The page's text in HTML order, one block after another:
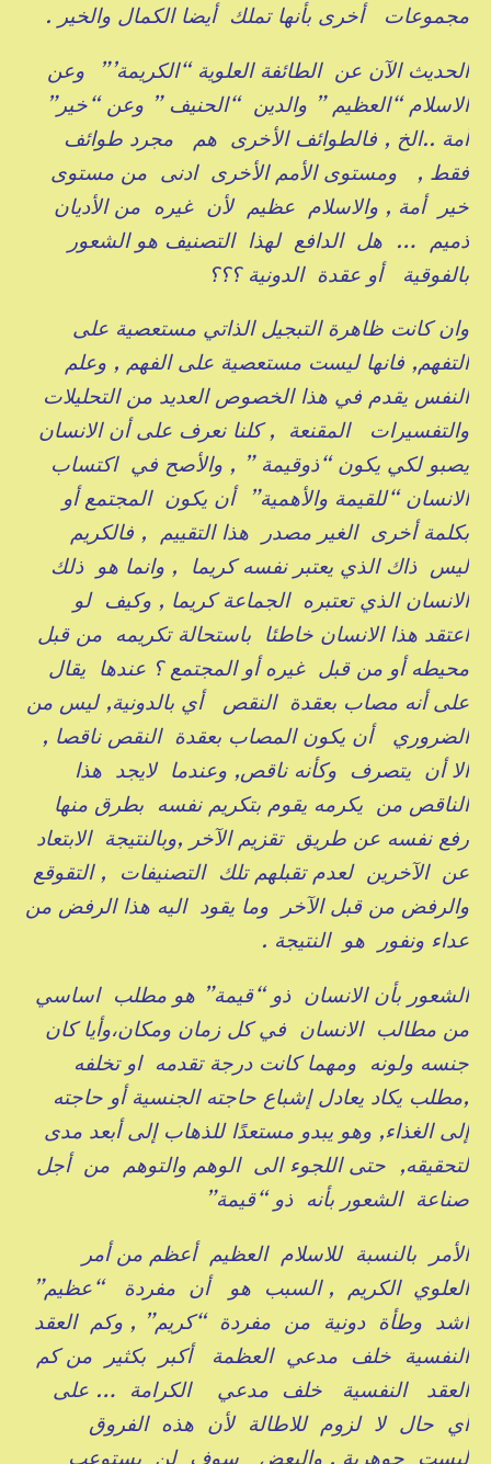
مجموعات أخرى بأنها تملك أيضا الكمال والخير .
الحديث الآن عن الطائفة العلوية “الكريمة’” وعن
الاسلام “العظيم ” والدين “الحنيف ” وعن “خير”
أمة ..الخ , فالطوائف الأخرى هم مجرد طوائف
فقط , ومستوى الأمم الأخرى ادنى من مستوى
خير أمة , والاسلام عظيم لأن غيره من الأديان
ذميم … هل الدافع لهذا التصنيف هو الشعور
بالفوقية أو عقدة الدونية ؟؟؟
وان كانت ظاهرة التبجيل الذاتي مستعصية على
التفهم, فانها ليست مستعصية على الفهم , وعلم
النفس يقدم في هذا الخصوص العديد من التحليلات
والتفسيرات المقنعة , كلنا نعرف على أن الانسان
يصبو لكي يكون “ذوقيمة ” , والأصح في اكتساب
الانسان “للقيمة والأهمية” أن يكون المجتمع أو
بكلمة أخرى الغير مصدر هذا التقييم , فالكريم
ليس ذاك الذي يعتبر نفسه كريما , وانما هو ذلك
الانسان الذي تعتبره الجماعة كريما , وكيف لو
اعتقد هذا الانسان خاطئا باستحالة تكريمه من قبل
محيطه أو من قبل غيره أو المجتمع ؟ عندها يقال
على أنه مصاب بعقدة النقص أي بالدونية, ليس من
الضروري أن يكون المصاب بعقدة النقص ناقصا ,
الا أن يتصرف وكأنه ناقص, وعندما لايجد هذا
الناقص من يكرمه يقوم بتكريم نفسه بطرق منها
رفع نفسه عن طريق تقزيم الآخر ,وبالنتيجة الابتعاد
عن الآخرين لعدم تقبلهم تلك التصنيفات , التقوقع
والرفض من قبل الآخر وما يقود اليه هذا الرفض من
عداء ونفور هو النتيجة .
الشعور بأن الانسان ذو “قيمة” هو مطلب اساسي
من مطالب الانسان في كل زمان ومكان،وأيا كان
جنسه ولونه ومهما كانت درجة تقدمه او تخلفه
,مطلب يكاد يعادل إشباع حاجته الجنسية أو حاجته
إلى الغذاء, وهو يبدو مستعدًا للذهاب إلى أبعد مدى
لتحقيقه, حتى اللجوء الى الوهم والتوهم من أجل
صناعة الشعور بأنه ذو “قيمة”
الأمر بالنسبة للاسلام العظيم أعظم من أمر
العلوي الكريم , السبب هو أن مفردة “عظيم”
أشد وطأة دونية من مفردة “كريم” , وكم العقد
النفسية خلف مدعي العظمة أكبر بكثير من كم
العقد النفسية خلف مدعي الكرامة … على
أي حال لا لزوم للاطالة لأن هذه الفروق
ليست جوهرية , والبعض سوف لن يستوعب